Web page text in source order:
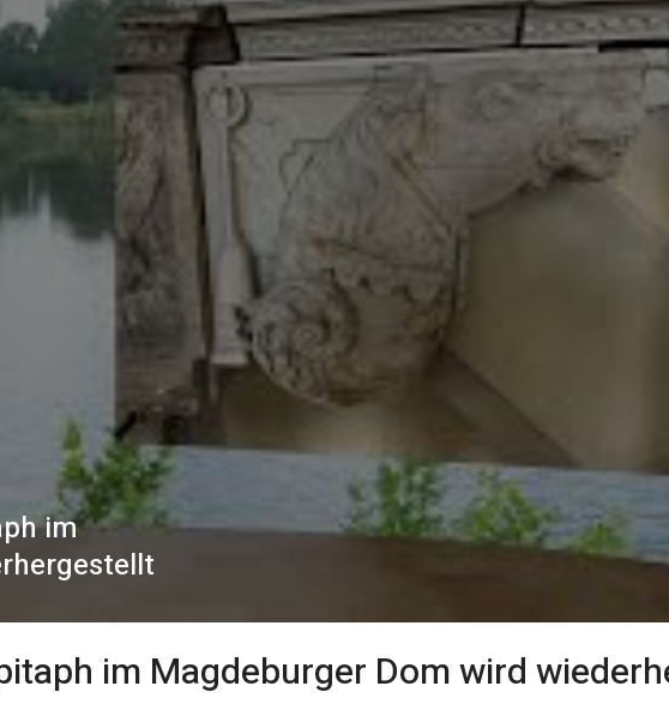
im
im Magdeburger Dom wird